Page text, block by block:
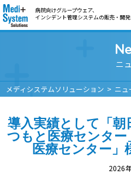
病院向けグループウェア、
インシデント管理システムの販売・開発
ニ
メディシステムソリューション ニュ
導入実績として「朝
つもと医療センター
医療センター」
2026